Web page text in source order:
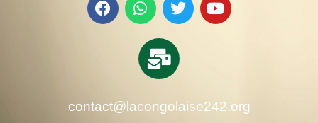
contact@lacongolaise242.org